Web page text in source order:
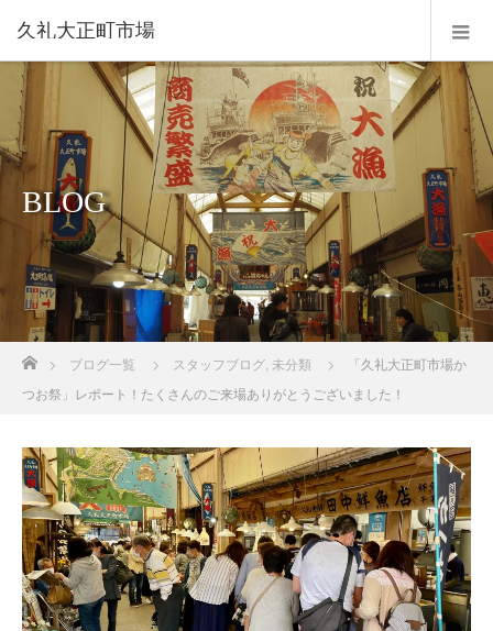
久礼大正町市場
BLOG
ブログ一覧 スタッフブログ, 未分類
「久礼大正町市場か
つお祭」レポート！たくさんのご来場ありがとうございました！